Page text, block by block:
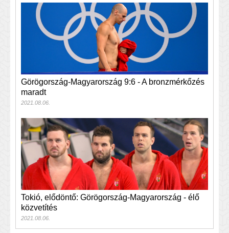
Görögország-Magyarország 9:6 - A bronzmérkőzés
maradt
2021.08.06.
Tokió, elődöntő: Görögország-Magyarország - élő
közvetítés
2021.08.06.